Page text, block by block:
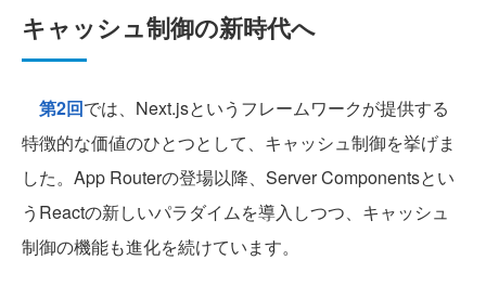
キャッシュ制御の新時代へ
第2回では、Next.jsというフレームワークが提供する
特徴的な価値のひとつとして、キャッシュ制御を挙げま
した。App Routerの登場以降、Server Componentsとい
うReactの新しいパラダイムを導入しつつ、キャッシュ
制御の機能も進化を続けています。